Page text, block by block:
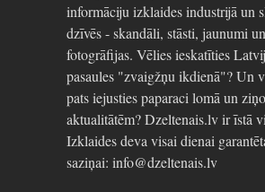
informāciju izklaides industrijā un
dzīvēs - skandāli, stāsti, jaunumi
fotogrāfijas. Vēlies ieskatīties
pasaules "zvaigžņu ikdienā"? Un
pats iejusties paparaci lomā un
aktualitātēm? Dzeltenais.lv ir īstā
Izklaides deva visai dienai
saziņai: info@dzeltenais.lv